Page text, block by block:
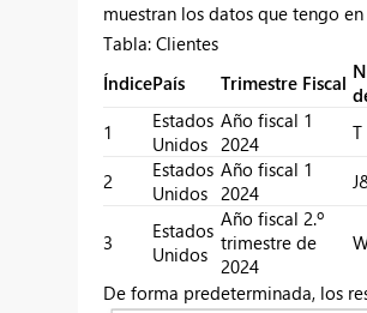
muestran los datos que tengo
Tabla: Clientes
ÍndicePaís Trimestre Fiscal
1
Estados
Unidos
Año fiscal 1
2024
2
Estados
Unidos
Año fiscal 1
2024
3
Estados
Unidos
Año fiscal 2.º
trimestre de
2024
De forma predeterminada, los